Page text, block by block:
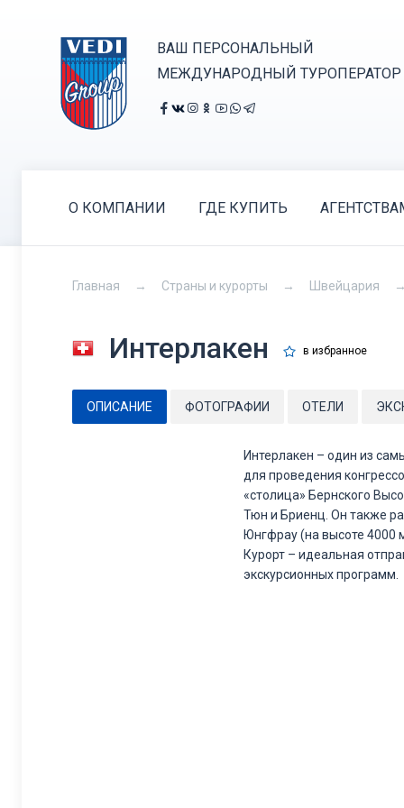
ВАШ ПЕРСОНАЛЬНЫЙ
МЕЖДУНАРОДНЫЙ ТУРОПЕРАТОР
О КОМПАНИИ ГДЕ КУПИТЬ
Главная Страны и курорты Швейцария
Интерлакен в избранное
ОПИСАНИЕ ФОТОГРАФИИ ОТЕЛИ
Интерлакен – один из
для проведения
«столица» Бернского
Тюн и Бриенц. Он также
Юнгфрау (на высоте 4000
Курорт – идеальная
экскурсионных программ.